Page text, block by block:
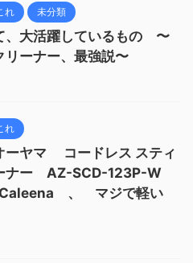
れ 未分類
、大活躍しているもの 〜
リーナー、最強説〜
れ
ーヤマ コードレス スティ
ナー AZ-SCD-123P-W
、 マジで軽い